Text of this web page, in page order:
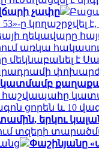
չափը
ը կողաշրջվել
ղեկավարը
առկա
է
հաշվապահը
ցորեն և 10
երկու
տզերի
Փաշինյանը